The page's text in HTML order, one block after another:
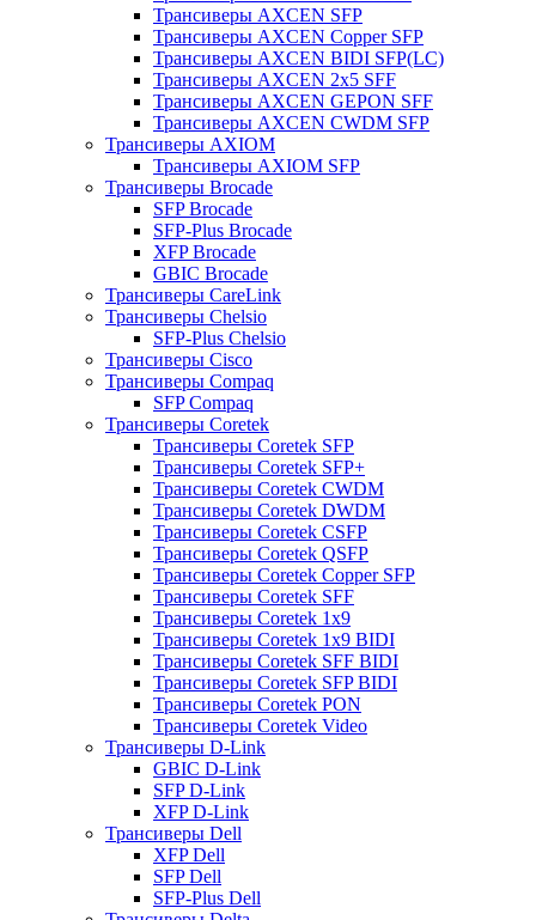
Трансиверы AXCEN SFP
Трансиверы AXCEN Copper SFP
Трансиверы AXCEN BIDI SFP(LC)
Трансиверы AXCEN 2x5 SFF
Трансиверы AXCEN GEPON SFF
Трансиверы AXCEN CWDM SFP
Трансиверы AXIOM
Трансиверы AXIOM SFP
Трансиверы Brocade
SFP Brocade
SFP-Plus Brocade
XFP Brocade
GBIC Brocade
Трансиверы CareLink
Трансиверы Chelsio
SFP-Plus Chelsio
Трансиверы Cisco
Трансиверы Compaq
SFP Compaq
Трансиверы Coretek
Трансиверы Coretek SFP
Трансиверы Coretek SFP+
Трансиверы Coretek CWDM
Трансиверы Coretek DWDM
Трансиверы Coretek CSFP
Трансиверы Coretek QSFP
Трансиверы Coretek Copper SFP
Трансиверы Coretek SFF
Трансиверы Coretek 1x9
Трансиверы Coretek 1x9 BIDI
Трансиверы Coretek SFF BIDI
Трансиверы Coretek SFP BIDI
Трансиверы Coretek PON
Трансиверы Coretek Video
Трансиверы D-Link
GBIC D-Link
SFP D-Link
XFP D-Link
Трансиверы Dell
XFP Dell
SFP Dell
SFP-Plus Dell